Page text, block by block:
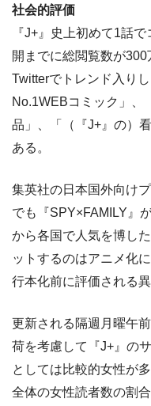
社会的評価
『J+』史上初めて1話
開までに総閲覧数が
Twitterでトレンド入り
No.1WEBコミック」、
品」、「（『J+』の）
ある。
集英社の日本国外向け
でも『SPY×FAMILY』
から各国で人気を博し
ットするのはアニメ化
行本化前に評価される
更新される隔週月曜午
荷を考慮して『J+』の
としては比較的女性が
全体の女性読者数の割